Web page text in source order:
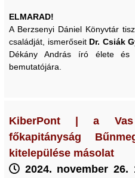
ELMARAD!
A Berzsenyi Dániel Könyvtár
családját, ismerőseit Dr. Csiák
Dékány András író élete és
bemutatójára.
KiberPont | a Vas
főkapitányság
kitelepülése másolat
2024. november 26.